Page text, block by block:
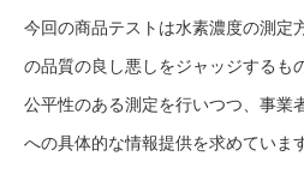
今回の商品テストは水素濃度の測定
の品質の良し悪しをジャッジするも
公平性のある測定を行いつつ、事業
への具体的な情報提供を求めています